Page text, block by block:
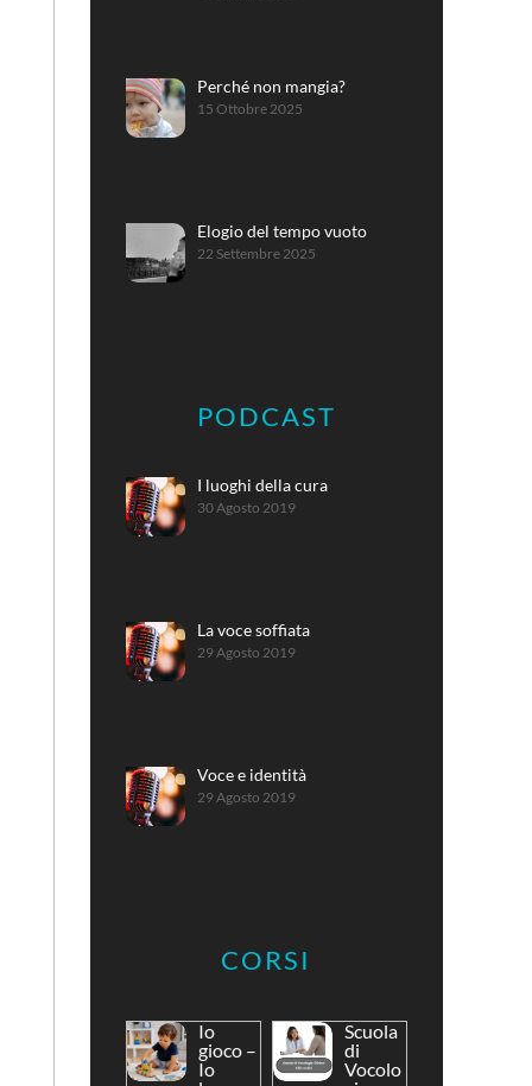
Perché non mangia?
15 Ottobre 2025
Elogio del tempo vuoto
22 Settembre 2025
PODCAST
I luoghi della cura
30 Agosto 2019
La voce soffiata
29 Agosto 2019
Voce e identità
29 Agosto 2019
CORSI
Io
gioco –
Io
Scuola
di
Vocolo